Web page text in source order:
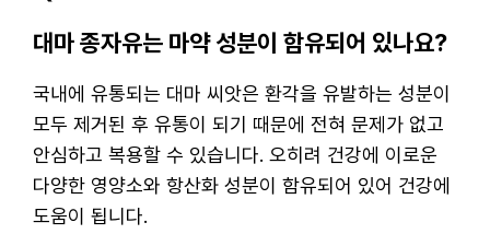
대마 종자유는 마약 성분이 함유되어 있나요?
국내에 유통되는 대마 씨앗은 환각을 유발하는 성분이
모두 제거된 후 유통이 되기 때문에 전혀 문제가 없고
안심하고 복용할 수 있습니다. 오히려 건강에 이로운
다양한 영양소와 항산화 성분이 함유되어 있어 건강에
도움이 됩니다.